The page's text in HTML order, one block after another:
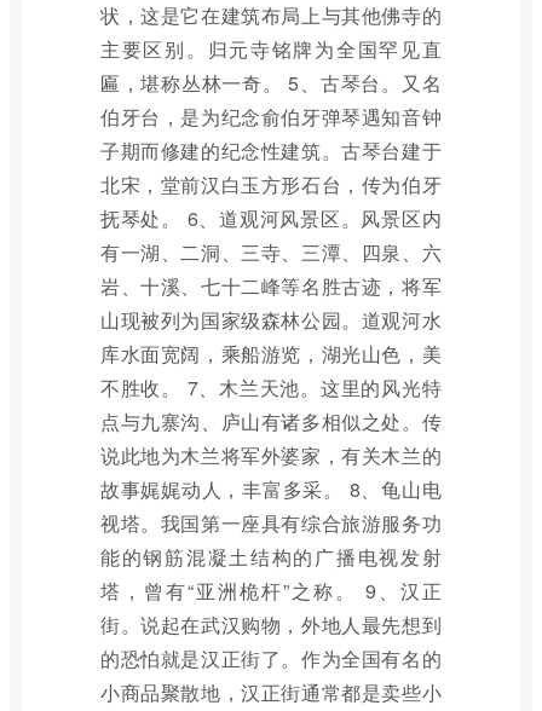
状，这是它在建筑布局上与其他佛寺的
主要区别。归元寺铭牌为全国罕见直
匾，堪称丛林一奇。 5、古琴台。又名
伯牙台，是为纪念俞伯牙弹琴遇知音钟
子期而修建的纪念性建筑。古琴台建于
北宋，堂前汉白玉方形石台，传为伯牙
抚琴处。 6、道观河风景区。风景区内
有一湖、二洞、三寺、三潭、四泉、六
岩、十溪、七十二峰等名胜古迹，将军
山现被列为国家级森林公园。道观河水
库水面宽阔，乘船游览，湖光山色，美
不胜收。 7、木兰天池。这里的风光特
点与九寨沟、庐山有诸多相似之处。传
说此地为木兰将军外婆家，有关木兰的
故事娓娓动人，丰富多采。 8、龟山电
视塔。我国第一座具有综合旅游服务功
能的钢筋混凝土结构的广播电视发射
塔，曾有“亚洲桅杆”之称。 9、汉正
街。说起在武汉购物，外地人最先想到
的恐怕就是汉正街了。作为全国有名的
小商品聚散地，汉正街通常都是卖些小